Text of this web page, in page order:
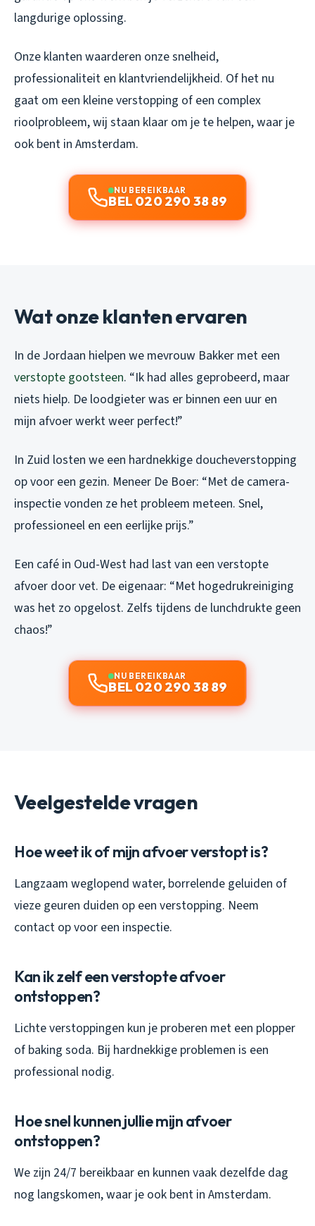
langdurige oplossing.
Onze klanten waarderen onze snelheid,
professionaliteit en klantvriendelijkheid. Of het nu
gaat om een kleine verstopping of een complex
rioolprobleem, wij staan klaar om je te helpen, waar je
ook bent in Amsterdam.
NU BEREIKBAAR
BEL 020 290 38 89
Wat onze klanten ervaren
In de Jordaan hielpen we mevrouw Bakker met een
verstopte gootsteen. “Ik had alles geprobeerd, maar
niets hielp. De loodgieter was er binnen een uur en
mijn afvoer werkt weer perfect!”
In Zuid losten we een hardnekkige doucheverstopping
op voor een gezin. Meneer De Boer: “Met de camera-
inspectie vonden ze het probleem meteen. Snel,
professioneel en een eerlijke prijs.”
Een café in Oud-West had last van een verstopte
afvoer door vet. De eigenaar: “Met hogedrukreiniging
was het zo opgelost. Zelfs tijdens de lunchdrukte geen
chaos!”
NU BEREIKBAAR
BEL 020 290 38 89
Veelgestelde vragen
Hoe weet ik of mijn afvoer verstopt is?
Langzaam weglopend water, borrelende geluiden of
vieze geuren duiden op een verstopping. Neem
contact op voor een inspectie.
Kan ik zelf een verstopte afvoer
ontstoppen?
Lichte verstoppingen kun je proberen met een plopper
of baking soda. Bij hardnekkige problemen is een
professional nodig.
Hoe snel kunnen jullie mijn afvoer
ontstoppen?
We zijn 24/7 bereikbaar en kunnen vaak dezelfde dag
nog langskomen, waar je ook bent in Amsterdam.